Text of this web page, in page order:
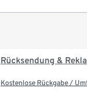
Rücksendung &
Kostenlose Rückgabe /